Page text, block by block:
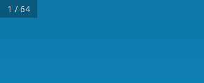
1 / 64